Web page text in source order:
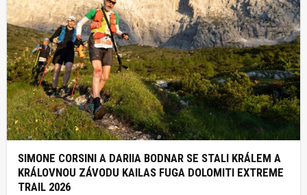
SIMONE CORSINI A DARIIA BODNAR SE STALI KRÁLEM A
KRÁLOVNOU ZÁVODU KAILAS FUGA DOLOMITI EXTREME
TRAIL 2026